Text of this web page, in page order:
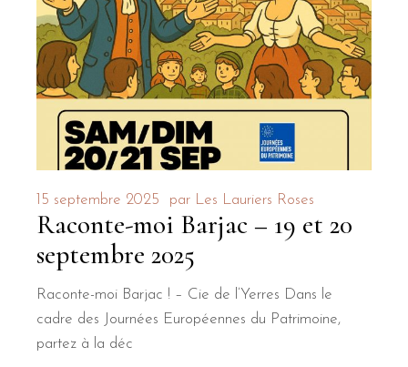
15 septembre 2025 par Les Lauriers Roses
Raconte-moi Barjac – 19 et 20
septembre 2025
Raconte-moi Barjac ! – Cie de l’Yerres Dans le
cadre des Journées Européennes du Patrimoine,
partez à la déc